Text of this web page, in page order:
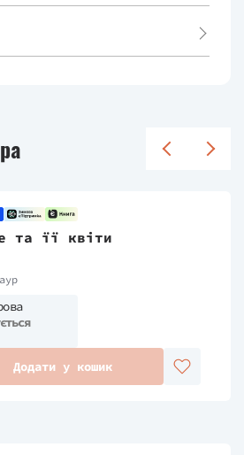
та її квіти
Додати у кошик